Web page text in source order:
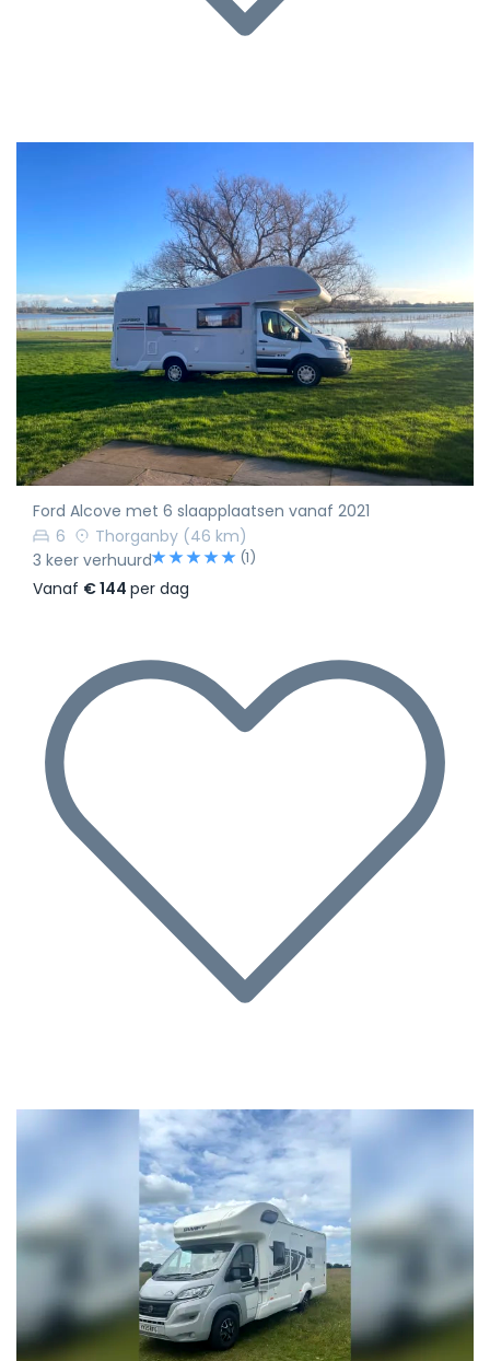
Ford Alcove met 6 slaapplaatsen vanaf 2021
6
Thorganby (46 km)
3 keer verhuurd
(1)
Vanaf € 144 per dag